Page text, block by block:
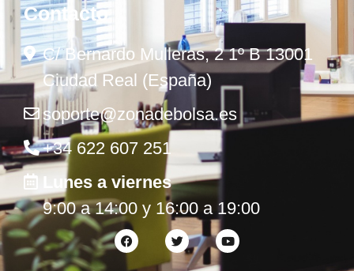
Contacto
C/ Bernardo Mulleras, 2 1º B 13001
Ciudad Real (España)
soporte@zonadebolsa.es
+34 622 607 251
Lunes a viernes
9:00 a 14:00 y 16:00 a 19:00